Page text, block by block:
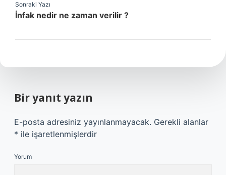
Sonraki Yazı
İnfak nedir ne zaman verilir ?
Bir yanıt yazın
E-posta adresiniz yayınlanmayacak. Gerekli alanlar
* ile işaretlenmişlerdir
Yorum